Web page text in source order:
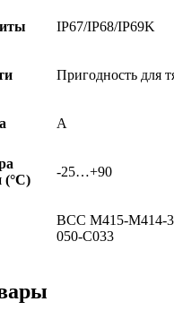
IP67/IP68/IP69K
Пригодность для
A
(°C)
-25…+90
BCC M415-M414-
050-C033